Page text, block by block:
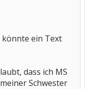
könnte ein Text
dass ich MS
Schwester